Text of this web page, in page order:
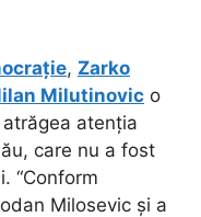
, Zarko
Milutinovic o
atenția
care nu a fost
“Conform
Milosevic și a